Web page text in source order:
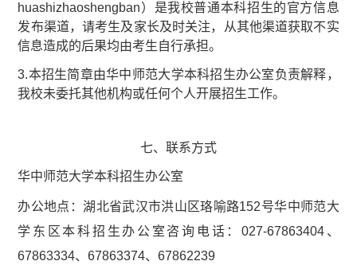
huashizhaoshengban）是我校普通本科招生的官方信息
发布渠道，请考生及家长及时关注，从其他渠道获取不实
信息造成的后果均由考生自行承担。
3.本招生简章由华中师范大学本科招生办公室负责解释，
我校未委托其他机构或任何个人开展招生工作。
七、联系方式
华中师范大学本科招生办公室
办公地点：湖北省武汉市洪山区珞喻路152号华中师范大
学东区本科招生办公室咨询电话：027-67863404、
67863334、67863374、67862239